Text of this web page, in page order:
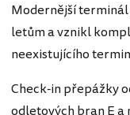
Modernější
letům a vznikl
neexistujícího
Check-in přepážky